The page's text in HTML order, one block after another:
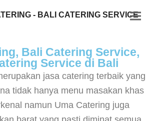
- BALI CATERING SERVICE
Bali Catering Service,
Service di Bali
jasa catering terbaik yang
tidak hanya menu masakan khas
namun Uma Catering juga